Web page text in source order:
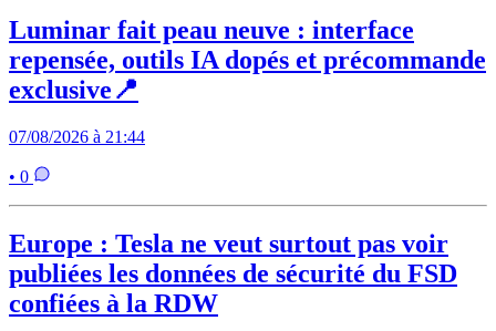
Luminar fait peau neuve : interface
repensée, outils IA dopés et précommande
exclusive📍
07/08/2026 à 21:44
• 0
Europe : Tesla ne veut surtout pas voir
publiées les données de sécurité du FSD
confiées à la RDW